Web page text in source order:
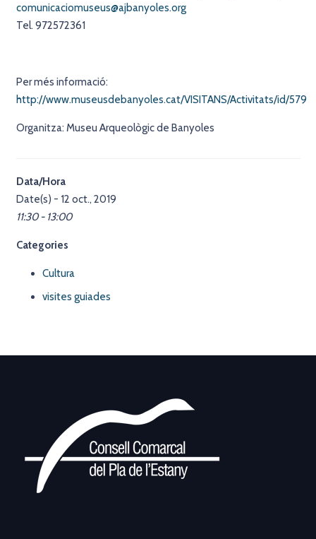
comunicaciomuseus@ajbanyoles.org
Tel. 972572361
Per més informació:
http://www.museusdebanyoles.cat/VISITANS/Activitats/id/579
Organitza: Museu Arqueològic de Banyoles
Data/Hora
Date(s) - 12 oct., 2019
11:30 - 13:00
Categories
Cultura
visites guiades